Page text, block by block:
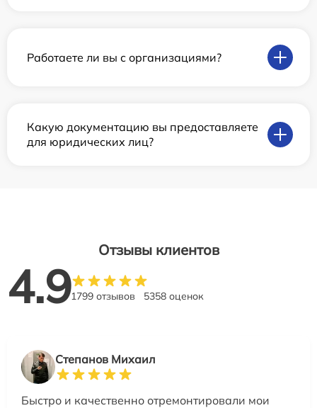
Работаете ли вы с организациями?
Какую документацию вы предоставляете
для юридических лиц?
Отзывы клиентов
4.91799 отзывов 5358 оценок
Степанов Михаил
Быстро и качественно отремонтировали мои